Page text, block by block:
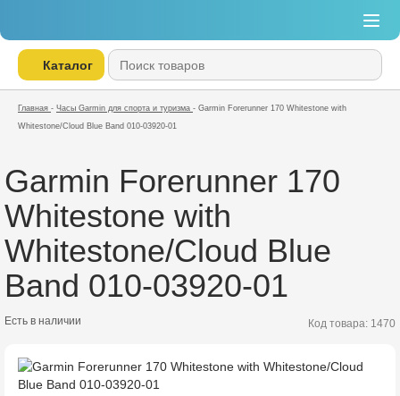
Каталог
Главная - Часы Garmin для спорта и туризма - Garmin Forerunner 170 Whitestone with
Whitestone/Cloud Blue Band 010-03920-01
Garmin Forerunner 170
Whitestone with
Whitestone/Cloud Blue
Band 010-03920-01
Есть в наличии Код товара: 1470